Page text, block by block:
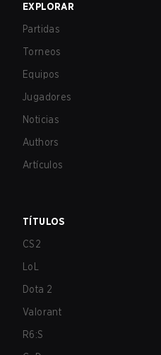
EXPLORAR
Partidas
Torneos
Equipos
Jugadores
Noticias
Authors
Artículos
TÍTULOS
CS2
LoL
Dota 2
Valorant
R6:S